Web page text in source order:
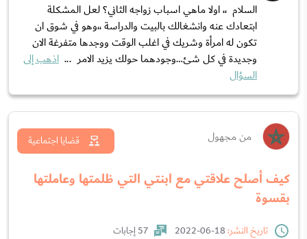
السلام ،، اولا ماهي اسباب زواجه الثاني؟ لعل المشكلة
ابتعادك عنه وانشغالك بالبيت والدراسة ،،وهو في شوق ان
تكون له امرأة وشريك في اغلب الوقت ووجدها متفرغة الان
وجديدة في كل شئ…وجودهما حولك يزيد الامر ... اذهب إلى
السؤال
من مجهول
كيف أصلح علاقتي مع ابنتي التي ظلمتها وعاملتها
بقسوة
قضايا اجتماعية
تاريخ النشر:
57 إجابات